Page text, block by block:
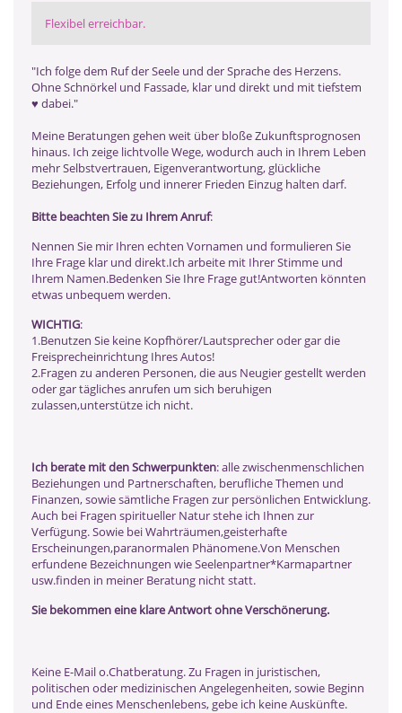
Flexibel erreichbar.
"Ich folge dem Ruf der Seele und der Sprache des Herzens.
Ohne Schnörkel und Fassade, klar und direkt und mit tiefstem
♥ dabei."
Meine Beratungen gehen weit über bloße Zukunftsprognosen
hinaus. Ich zeige lichtvolle Wege, wodurch auch in Ihrem Leben
mehr Selbstvertrauen, Eigenverantwortung, glückliche
Beziehungen, Erfolg und innerer Frieden Einzug halten darf.
Bitte beachten Sie zu Ihrem Anruf:
Nennen Sie mir Ihren echten Vornamen und formulieren Sie
Ihre Frage klar und direkt.Ich arbeite mit Ihrer Stimme und
Ihrem Namen.Bedenken Sie Ihre Frage gut!Antworten könnten
etwas unbequem werden.
WICHTIG:
1.Benutzen Sie keine Kopfhörer/Lautsprecher oder gar die
Freisprecheinrichtung Ihres Autos!
2.Fragen zu anderen Personen, die aus Neugier gestellt werden
oder gar tägliches anrufen um sich beruhigen
zulassen,unterstütze ich nicht.
Ich berate mit den Schwerpunkten: alle zwischenmenschlichen
Beziehungen und Partnerschaften, berufliche Themen und
Finanzen, sowie sämtliche Fragen zur persönlichen Entwicklung.
Auch bei Fragen spiritueller Natur stehe ich Ihnen zur
Verfügung. Sowie bei Wahrträumen,geisterhafte
Erscheinungen,paranormalen Phänomene.Von Menschen
erfundene Bezeichnungen wie Seelenpartner*Karmapartner
usw.finden in meiner Beratung nicht statt.
Sie bekommen eine klare Antwort ohne Verschönerung.
Keine E-Mail o.Chatberatung. Zu Fragen in juristischen,
politischen oder medizinischen Angelegenheiten, sowie Beginn
und Ende eines Menschenlebens, gebe ich keine Auskünfte.